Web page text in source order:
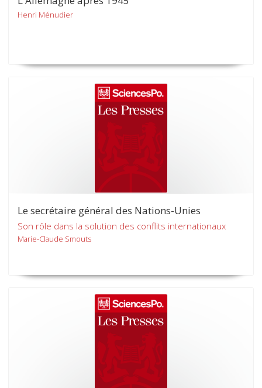
Henri Ménudier
Le secrétaire général des Nations-Unies
Son rôle dans la solution des conflits internationaux
Marie-Claude Smouts